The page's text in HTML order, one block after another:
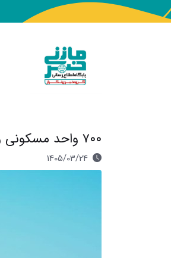
۷۰۰ واحد مسکونی ویژه محرومان در مازندران ساخته می‌شود
1405/03/24